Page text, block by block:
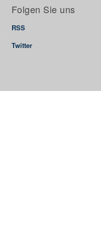
Folgen Sie uns
RSS
Twitter